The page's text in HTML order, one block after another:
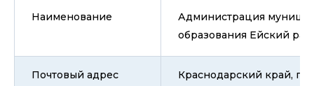
Наименование
Администрация
образования Ейский
Почтовый адрес
Краснодарский край, г.